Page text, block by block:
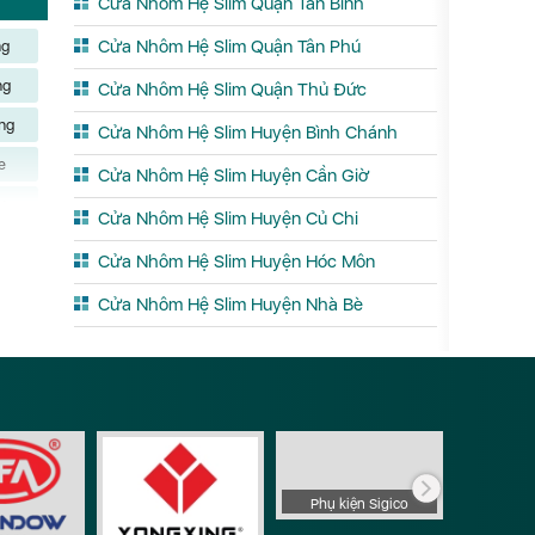
Cửa Nhôm Hệ Slim Quận Tân Phú
Cửa Nhôm Hệ Slim Quận Thủ Đức
Cửa Nhôm Hệ Slim Huyện Bình Chánh
Cửa Nhôm Hệ Slim Huyện Cần Giờ
Cửa Nhôm Hệ Slim Huyện Củ Chi
Cửa Nhôm Hệ Slim Huyện Hóc Môn
Cửa Nhôm Hệ Slim Huyện Nhà Bè